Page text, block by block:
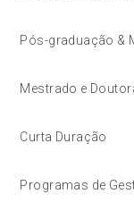
Pós-graduação &
Mestrado e
Curta Duração
Programas de